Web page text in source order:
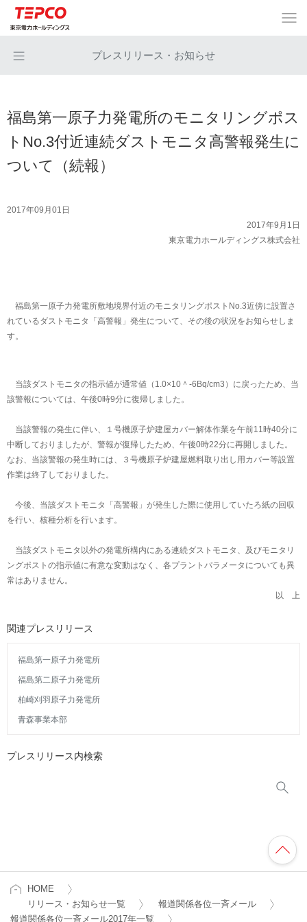
プレスリリース・お知らせ
福島第一原子力発電所のモニタリングポス
トNo.3付近連続ダストモニタ高警報発生に
ついて（続報）
2017年09月01日
2017年9月1日
東京電力ホールディングス株式会社
福島第一原子力発電所敷地境界付近のモニタリングポストNo.3近傍に設置さ
れているダストモニタ「高警報」発生について、その後の状況をお知らせしま
す。
当該ダストモニタの指示値が通常値（1.0×10＾-6Bq/cm3）に戻ったため、当
該警報については、午後0時9分に復帰しました。
当該警報の発生に伴い、１号機原子炉建屋カバー解体作業を午前11時40分に
中断しておりましたが、警報が復帰したため、午後0時22分に再開しました。
なお、当該警報の発生時には、３号機原子炉建屋燃料取り出し用カバー等設置
作業は終了しておりました。
今後、当該ダストモニタ「高警報」が発生した際に使用していたろ紙の回収
を行い、核種分析を行います。
当該ダストモニタ以外の発電所構内にある連続ダストモニタ、及びモニタリ
ングポストの指示値に有意な変動はなく、各プラントパラメータについても異
常はありません。
以 上
関連プレスリリース
福島第一原子力発電所
福島第二原子力発電所
柏崎刈羽原子力発電所
青森事業本部
プレスリリース内検索
HOME
リリース・お知らせ一覧
報道関係各位一斉メール
報道関係各位一斉メール2017年一覧